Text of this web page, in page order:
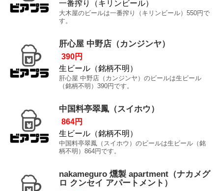
一番搾り（キリンビール）
大木屋のビールは一番搾り（キリンビール）550円で
す。
肝心屋 中野店（カンジンヤ）
390円
生ビール（銘柄不明）
肝心屋 中野店（カンジンヤ）のビールは生ビール
（銘柄不明）390円です。
中国料亭翠鳳（スイホウ）
864円
生ビール（銘柄不明）
中国料亭翠鳳（スイホウ）のビールは生ビール（銘
柄不明）864円です。
nakameguro 燻製 apartment（ナカメグ
ロ クンセイ アパートメント）